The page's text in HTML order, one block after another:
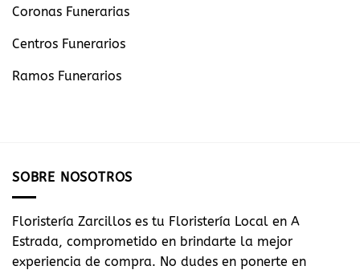
Coronas Funerarias
Centros Funerarios
Ramos Funerarios
SOBRE NOSOTROS
Floristería Zarcillos es tu Floristería Local en A
Estrada, comprometido en brindarte la mejor
experiencia de compra. No dudes en ponerte en